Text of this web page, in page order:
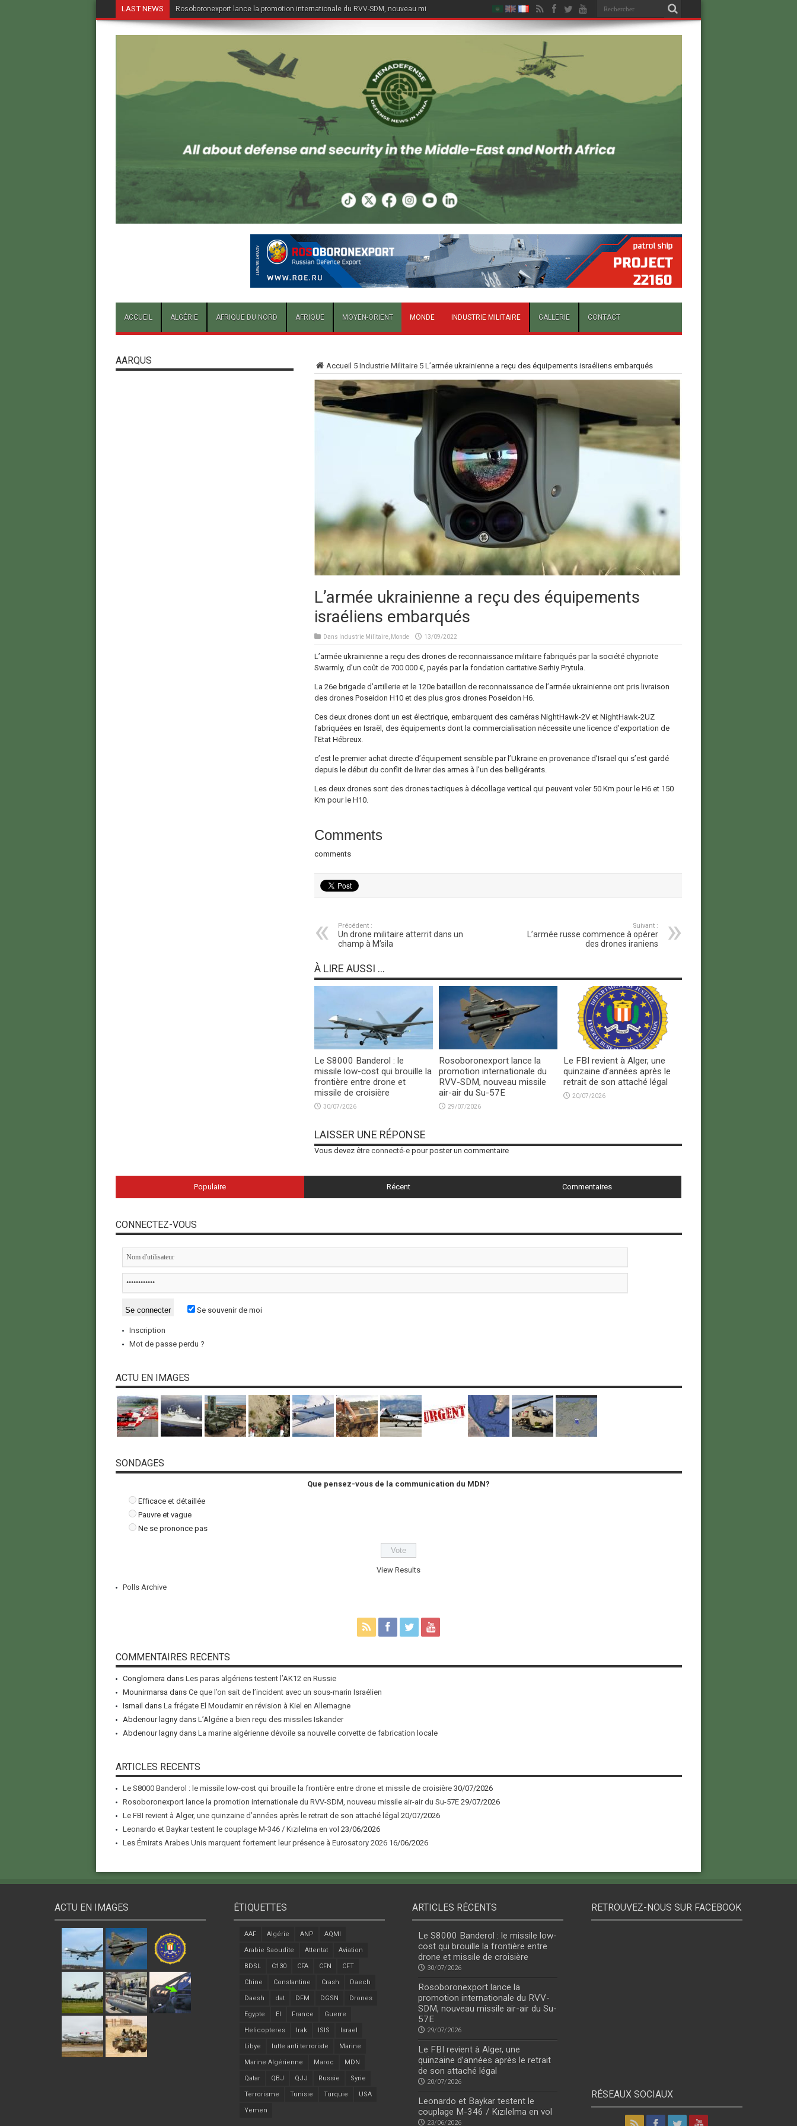
LAST NEWS Rosoboronexport lance la promotion internationale du RVV-SDM, nouveau missile air-air du Su-57E
ACCUEIL ALGÉRIE AFRIQUE DU NORD AFRIQUE MOYEN-ORIENT MONDE INDUSTRIE MILITAIRE GALLERIE CONTACT
Accueil 5 Industrie Militaire5 L’armée ukrainienne a reçu des équipements israéliens embarqués
L’armée ukrainienne a reçu des équipements
israéliens embarqués
Dans Industrie Militaire, Monde 13/09/2022
L’armée ukrainienne a reçu des drones de reconnaissance militaire fabriqués par la société chypriote
Swarmly, d’un coût de 700 000 €, payés par la fondation caritative Serhiy Prytula.
La 26e brigade d’artillerie et le 120e bataillon de reconnaissance de l’armée ukrainienne ont pris livraison
des drones Poseidon H10 et des plus gros drones Poseidon H6.
Ces deux drones dont un est électrique, embarquent des caméras NightHawk-2V et NightHawk-2UZ
fabriquées en Israël, des équipements dont la commercialisation nécessite une licence d’exportation de
l’Etat Hébreux.
c’est le premier achat directe d’équipement sensible par l’Ukraine en provenance d’Israël qui s’est gardé
depuis le début du conflit de livrer des armes à l’un des belligérants.
Les deux drones sont des drones tactiques à décollage vertical qui peuvent voler 50 Km pour le H6 et 150
Km pour le H10.
Comments
comments
Précédent :
Un drone militaire atterrit dans un
champ à M’sila
Suivant :
L’armée russe commence à opérer
des drones iraniens
À LIRE AUSSI ...
Le S8000 Banderol : le
missile low-cost qui brouille la
frontière entre drone et
missile de croisière
30/07/2026
Rosoboronexport lance la
promotion internationale du
RVV-SDM, nouveau missile
air-air du Su-57E
29/07/2026
Le FBI revient à Alger, une
quinzaine d’années après le
retrait de son attaché légal
20/07/2026
LAISSER UNE RÉPONSE
Vous devez être connecté-epour poster un commentaire
AARQUS
Populaire Récent Commentaires
CONNECTEZ-VOUS
Se souvenir de moi
Inscription
Mot de passe perdu ?
ACTU EN IMAGES
SONDAGES
Que pensez-vous de la communication du MDN?
Efficace et détaillée
Pauvre et vague
Ne se prononce pas
View Results
Polls Archive
COMMENTAIRES RECENTS
Conglomera dans Les paras algériens testent l’AK12 en Russie
Mounirmarsa dans Ce que l’on sait de l’incident avec un sous-marin Israélien
Ismail dans La frégate El Moudamir en révision à Kiel en Allemagne
Abdenour lagnydans L’Algérie a bien reçu des missiles Iskander
Abdenour lagnydans La marine algérienne dévoile sa nouvelle corvette de fabrication locale
ARTICLES RECENTS
Le S8000 Banderol : le missile low-cost qui brouille la frontière entre drone et missile de croisière 30/07/2026
Rosoboronexport lance la promotion internationale du RVV-SDM, nouveau missile air-air du Su-57E 29/07/2026
Le FBI revient à Alger, une quinzaine d’années après le retrait de son attaché légal 20/07/2026
Leonardo et Baykar testent le couplage M-346 / Kızılelma en vol 23/06/2026
Les Émirats Arabes Unis marquent fortement leur présence à Eurosatory 2026 16/06/2026
ACTU EN IMAGES ÉTIQUETTES
AAF Algérie ANP AQMI
Arabie Saoudite Attentat Aviation
BDSL C130 CFA CFN CFT
Chine Constantine Crash Daech
Daesh dat DFM DGSN Drones
Egypte EI France Guerre
Helicopteres Irak ISIS Israel
Libye lutte anti terroriste Marine
Marine Algérienne Maroc MDN
Qatar QBJ QJJ Russie Syrie
Terrorisme Tunisie Turquie USA
Yemen
ARTICLES RÉCENTS
Le S8000 Banderol : le missile low-
cost qui brouille la frontière entre
drone et missile de croisière
30/07/2026
Rosoboronexport lance la
promotion internationale du RVV-
SDM, nouveau missile air-air du Su-
57E
29/07/2026
Le FBI revient à Alger, une
quinzaine d’années après le retrait
de son attaché légal
20/07/2026
Leonardo et Baykar testent le
couplage M-346 / Kızılelma en vol
23/06/2026
RETROUVEZ-NOUS SUR FACEBOOK
RÉSEAUX SOCIAUX